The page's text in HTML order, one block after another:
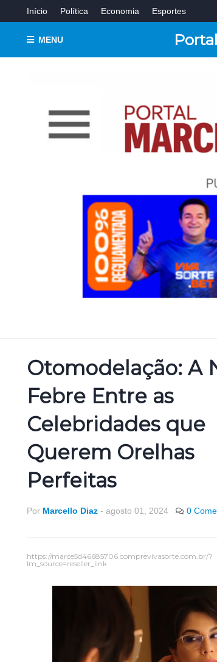
Início Política Economia Esportes
MENU
Otomodelação: A
Febre Entre as
Celebridades que
Querem Orelhas
Perfeitas
Por Marcello Diaz - agosto 01, 2024 0
https://marce5d46685706.comprevivasorte.com.br/?
lm_source=reseller_link